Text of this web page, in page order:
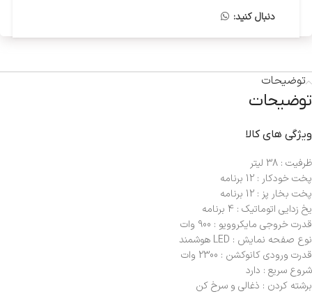
دنبال کنید:
توضیحات
توضیحات
ویژگی های کالا
ظرفیت : 38 لیتر
پخت خودکار : 12 برنامه
پخت بخار پز : 12 برنامه
یخ زدایی اتوماتیک : 4 برنامه
قدرت خروجی مایکروویو : 900 وات
نوع صفحه نمایش : LED هوشمند
قدرت ورودی کانوکشن : 2300 وات
شروع سریع : دارد
برشته کردن : ذغالی و سرخ کن